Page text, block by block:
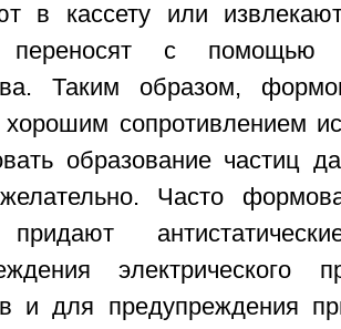
в кассету или
переносят с помощью
Таким образом,
сопротивлением
образование частиц
Часто
электрического
и для предупреждения